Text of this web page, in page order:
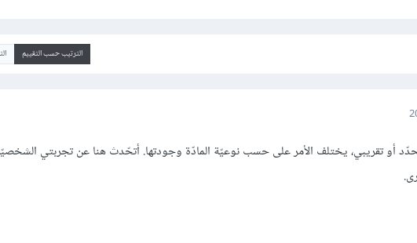
الترتيب حسب التقييم
أو تقريبي، يختلف الأمر على حسب نوعيّة المادّة وجودتها. أتحّدث هنا عن تجربتي